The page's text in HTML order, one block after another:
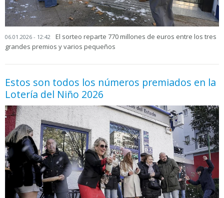
06.01.2026 - 12:42
El sorteo reparte 770 millones de euros entre los tres
grandes premios y varios pequeños
Estos son todos los números premiados en la
Lotería del Niño 2026